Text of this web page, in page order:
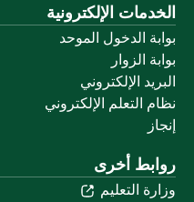
الخدمات الإلكترونية
بوابة الدخول الموحد
بوابة الزوار
البريد الإلكتروني
نظام التعلم الإلكتروني
إنجاز
روابط أخرى
وزارة التعليم